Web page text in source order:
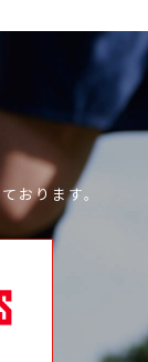
おります。